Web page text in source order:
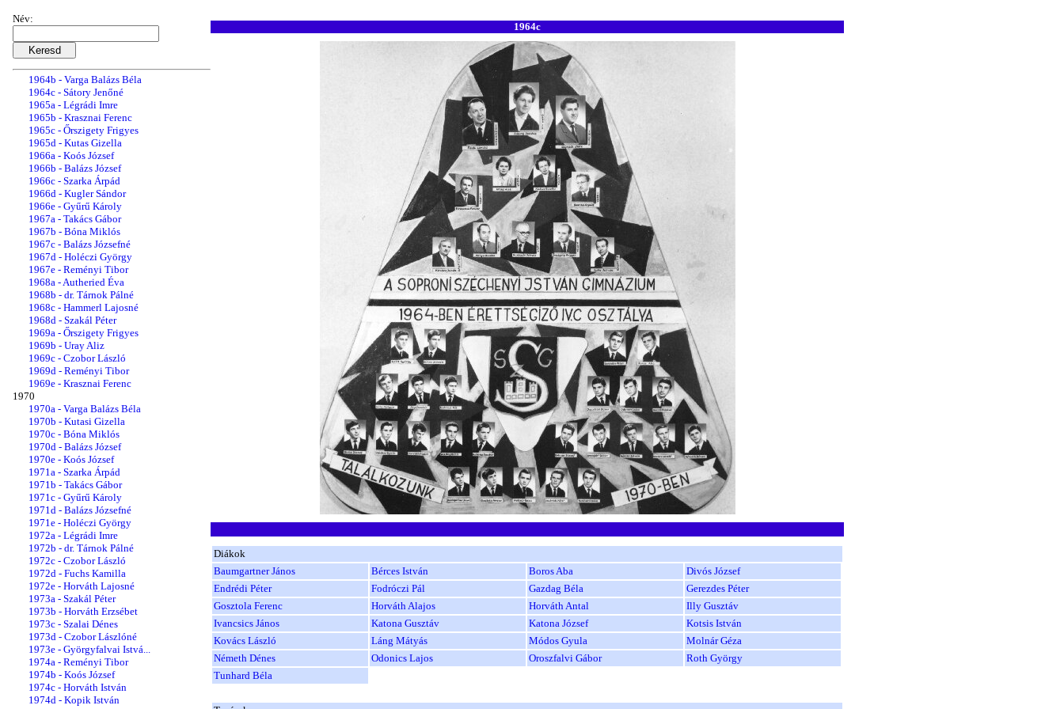
Név:1962c - Szabó Béla
1963a - Szabó Béla
1963b - Autheried Éva
1963c - Krasznai Ferenc
1964a - Hammerl Lajosné
1964b - Varga Balázs Béla
1964c - Sátory Jenőné
1965a - Légrádi Imre
1965b - Krasznai Ferenc
1965c - Őrszigety Frigyes
1965d - Kutas Gizella
1966a - Koós József
1966b - Balázs József
1966c - Szarka Árpád
1966d - Kugler Sándor
1966e - Gyűrű Károly
1967a - Takács Gábor
1967b - Bóna Miklós
1967c - Balázs Józsefné
1967d - Holéczi György
1967e - Reményi Tibor
1968a - Autheried Éva
1968b - dr. Tárnok Pálné
1968c - Hammerl Lajosné
1968d - Szakál Péter
1969a - Őrszigety Frigyes
1969b - Uray Aliz
1969c - Czobor László
1969d - Reményi Tibor
1969e - Krasznai Ferenc
1970
1970a - Varga Balázs Béla
1970b - Kutasi Gizella
1970c - Bóna Miklós
1970d - Balázs József
1970e - Koós József
1971a - Szarka Árpád
1971b - Takács Gábor
1971c - Gyűrű Károly
1971d - Balázs Józsefné
1971e - Holéczi György
1972a - Légrádi Imre
1972b - dr. Tárnok Pálné
1972c - Czobor László
1972d - Fuchs Kamilla
1972e - Horváth Lajosné
1973a - Szakál Péter
1973b - Horváth Erzsébet
1973c - Szalai Dénes
1973d - Czobor Lászlóné
1973e - Györgyfalvai Istvá...
1974a - Reményi Tibor
1974b - Koós József
1974c - Horváth István
1974d - Kopik István
1964c
Diákok
Baumgartner János
Bérces István Boros Aba
Divós József
Endrédi Péter
Fodróczi Pál Gazdag Béla
Gerezdes Péter
Gosztola Ferenc
Horváth Alajos Horváth Antal
Illy Gusztáv
Ivancsics János
Katona Gusztáv Katona József
Kotsis István
Kovács László
Láng Mátyás Módos Gyula
Molnár Géza
Németh Dénes
Odonics Lajos Oroszfalvi Gábor
Roth György
Tunhard Béla